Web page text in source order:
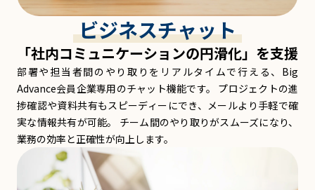
ビジネスチャット
「社内コミュニケーションの円滑化」を支援
部署や担当者間のやり取りをリアルタイムで行える、Big
Advance会員企業専用のチャット機能です。 プロジェクトの進
捗確認や資料共有もスピーディーにでき、メールより手軽で確
実な情報共有が可能。 チーム間のやり取りがスムーズになり、
業務の効率と正確性が向上します。